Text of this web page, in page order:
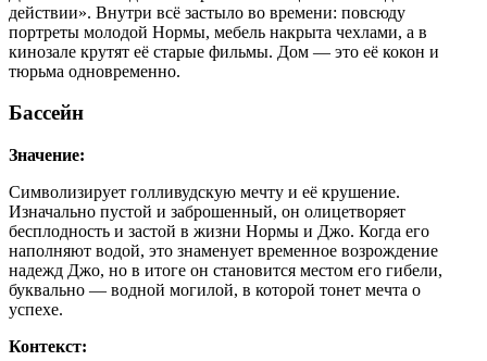
действии». Внутри всё застыло во времени: повсюду
портреты молодой Нормы, мебель накрыта чехлами, а в
кинозале крутят её старые фильмы. Дом — это её кокон и
тюрьма одновременно.
Бассейн
Значение:
Символизирует голливудскую мечту и её крушение.
Изначально пустой и заброшенный, он олицетворяет
бесплодность и застой в жизни Нормы и Джо. Когда его
наполняют водой, это знаменует временное возрождение
надежд Джо, но в итоге он становится местом его гибели,
буквально — водной могилой, в которой тонет мечта о
успехе.
Контекст: